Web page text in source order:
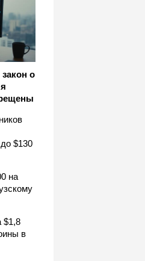
о
$130
на
$1,8
в